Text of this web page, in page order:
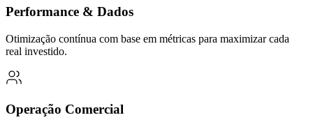
Performance & Dados
Otimização contínua com base em métricas para maximizar cada
real investido.
Operação Comercial